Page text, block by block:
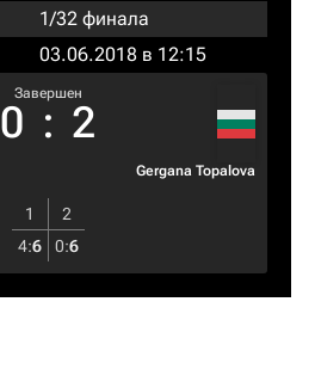
1/32 финала
03.06.2018 в 12:15
Завершен
0 : 2
Gergana Topalova
1
2
4:6 0:6